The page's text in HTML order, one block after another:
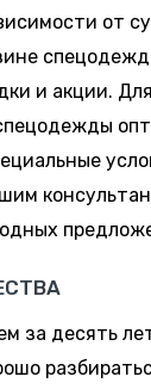
от
и акции.
за десять